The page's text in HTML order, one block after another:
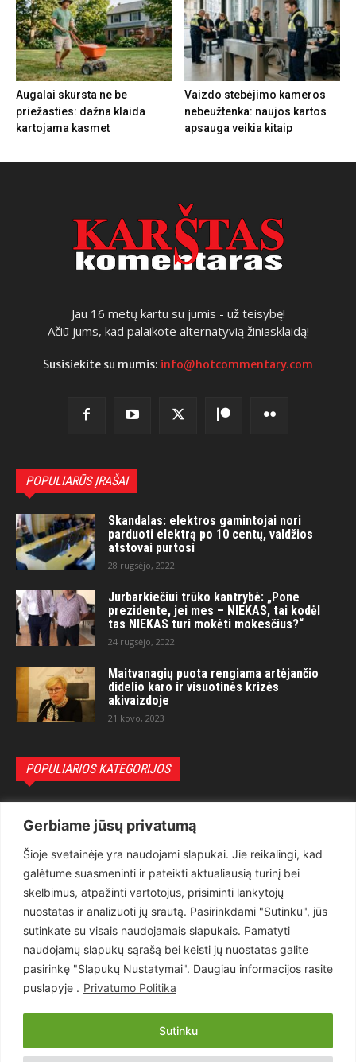
Gerbiame jūsų privatumą
Šioje svetainėje yra naudojami slapukai. Jie reikalingi, kad
galėtume suasmeninti ir pateikti aktualiausią turinį bei
skelbimus, atpažinti vartotojus, prisiminti lankytojų
nuostatas ir analizuoti jų srautą. Pasirinkdami "Sutinku", jūs
sutinkate su visais naudojamais slapukais. Pamatyti
naudojamų slapukų sąrašą bei keisti jų nuostatas galite
pasirinkę "Slapukų Nustatymai". Daugiau informacijos rasite
puslapyje . Privatumo Politika
Sutinku
Augalai skursta ne be
priežasties: dažna klaida
kartojama kasmet
Vaizdo stebėjimo kameros
nebeužtenka: naujos kartos
apsauga veikia kitaip
Jau 16 metų kartu su jumis - už teisybę!
Ačiū jums, kad palaikote alternatyvią žiniasklaidą!
Susisiekite su mumis: info@hotcommentary.com
POPULIARŪS ĮRAŠAI
Skandalas: elektros gamintojai nori
parduoti elektrą po 10 centų, valdžios
atstovai purtosi
28 rugsėjo, 2022
Jurbarkiečiui trūko kantrybė: „Pone
prezidente, jei mes – NIEKAS, tai kodėl
tas NIEKAS turi mokėti mokesčius?“
24 rugsėjo, 2022
Maitvanagių puota rengiama artėjančio
didelio karo ir visuotinės krizės
akivaizdoje
21 kovo, 2023
POPULIARIOS KATEGORIJOS
Teisėsauga
1497
Aktualu
Lietuva
619
Pasaulis
Статьи на русском
Articles in english